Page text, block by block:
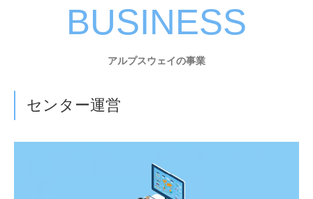
BUSINESS
アルプスウェイの事業
センター運営